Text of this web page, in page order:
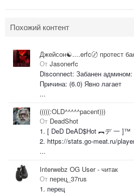
Похожий контент
От Jasonerfc
Disconnect: Забанен админом:
Причина: (6.0) Явно лагает
...
(((((:OLD^^^^^pacent)))
От DeadShot
1. [ DeD DeAD$Hot ︻デ 一 ]™
2. https://stats.go-meat.ru/
...
Interwebz OG User - читак
От перец_37rus
1. перец